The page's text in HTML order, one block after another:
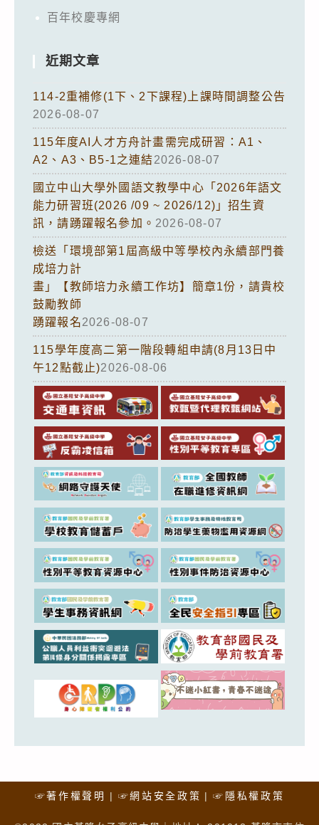
百年校慶專網
近期文章
114-2重補修(1下、2下課程)上課時間調整公告
2026-08-07
115年度AI人才方舟計畫需完成研習：A1、
A2、A3、B5-1之連結2026-08-07
國立中山大學外國語文教學中心「2026年語文
能力研習班(2026 /09 ~ 2026/12)」招生資
訊，請踴躍報名參加。 2026-08-07
檢送「環境部第1屆高級中等學校內永續部門養
成培力計
畫」【教師培力永續工作坊】簡章1份，請貴校
鼓勵教師
踴躍報名2026-08-07
115學年度高二第一階段轉組申請(8月13日中
午12點截止)2026-08-06
☞著作權聲明 ☞網站安全政策 ☞隱私權政策